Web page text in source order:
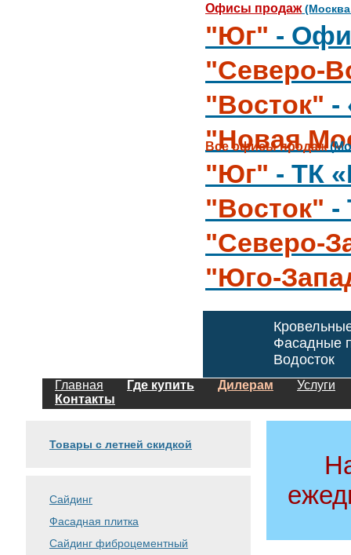
Офисы продаж(Москва
"Юг" -
"Северо-
"Восток" -
"Новая
"Юг" - ТК
"Восток" -
"Северо-
"Юго-
Все офисы продаж
Фасадные
Водосток
Главная Где купить Дилерам
Услуги
Контакты
Товары с летней скидкой
Сайдинг
Фасадная плитка
Сайдинг фиброцементный